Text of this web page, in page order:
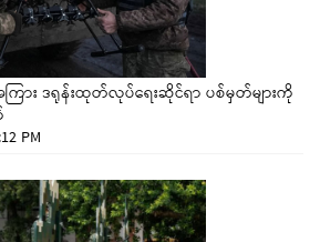
ြား ဒရုန်းထုတ်လုပ်ရေးဆိုင်ရာ ပစ်မှတ်များကို
PM